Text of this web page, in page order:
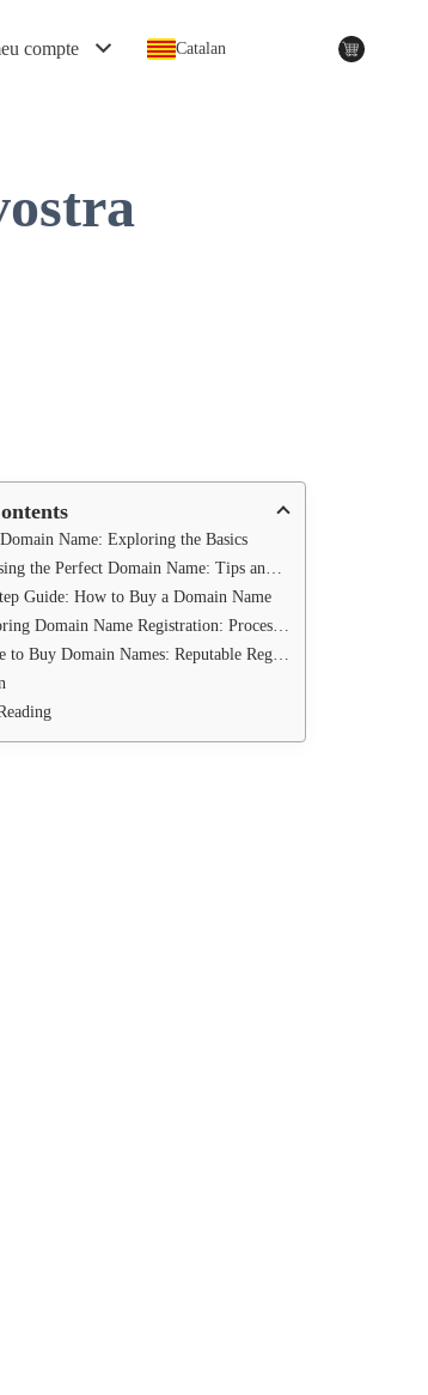
compte Catalan
Name: Exploring the Basics
the Perfect Domain Name: Tips and Best Practices
Guide: How to Buy a Domain Name
Domain Name Registration: Process and Requirements
Buy Domain Names: Reputable Registrars and Marketplaces